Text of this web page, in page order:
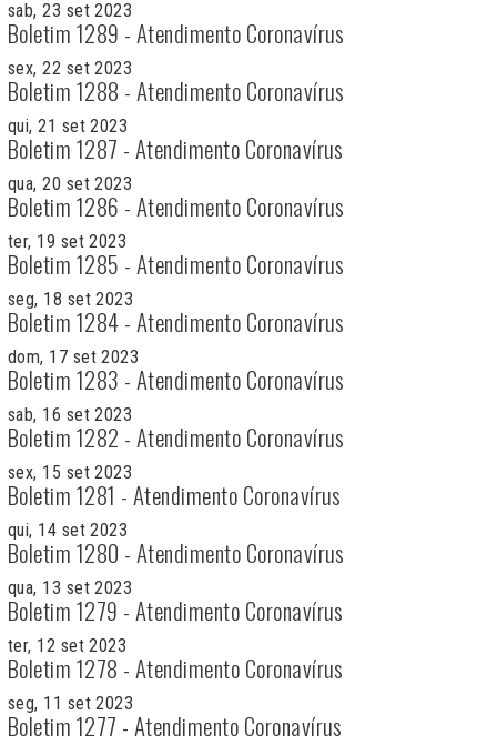
sab, 23 set 2023
Boletim 1289 - Atendimento Coronavírus
sex, 22 set 2023
Boletim 1288 - Atendimento Coronavírus
qui, 21 set 2023
Boletim 1287 - Atendimento Coronavírus
qua, 20 set 2023
Boletim 1286 - Atendimento Coronavírus
ter, 19 set 2023
Boletim 1285 - Atendimento Coronavírus
seg, 18 set 2023
Boletim 1284 - Atendimento Coronavírus
dom, 17 set 2023
Boletim 1283 - Atendimento Coronavírus
sab, 16 set 2023
Boletim 1282 - Atendimento Coronavírus
sex, 15 set 2023
Boletim 1281 - Atendimento Coronavírus
qui, 14 set 2023
Boletim 1280 - Atendimento Coronavírus
qua, 13 set 2023
Boletim 1279 - Atendimento Coronavírus
ter, 12 set 2023
Boletim 1278 - Atendimento Coronavírus
seg, 11 set 2023
Boletim 1277 - Atendimento Coronavírus